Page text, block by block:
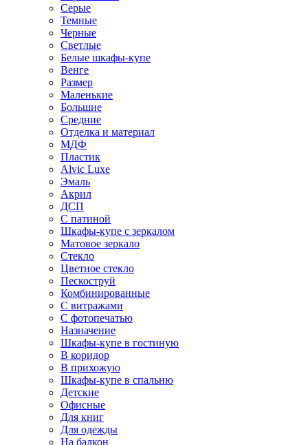
Серые
Темные
Черные
Светлые
Белые шкафы-купе
Венге
Размер
Маленькие
Большие
Средние
Отделка и материал
МДФ
Пластик
Alvic Luxe
Эмаль
Акрил
ДСП
С патиной
Шкафы-купе с зеркалом
Матовое зеркало
Стекло
Цветное стекло
Пескоструй
Комбинированные
С витражами
С фотопечатью
Назначение
Шкафы-купе в гостиную
В коридор
В прихожую
Шкафы-купе в спальню
Детские
Офисные
Для книг
Для одежды
На балкон